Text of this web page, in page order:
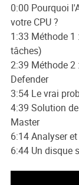
0:00 Pourquoi
votre CPU ?
1:33 Méthode
tâches)
2:39 Méthode 2
Defender
3:54 Le vrai
4:39 Solution
Master
6:14 Analyser
6:44 Un disque